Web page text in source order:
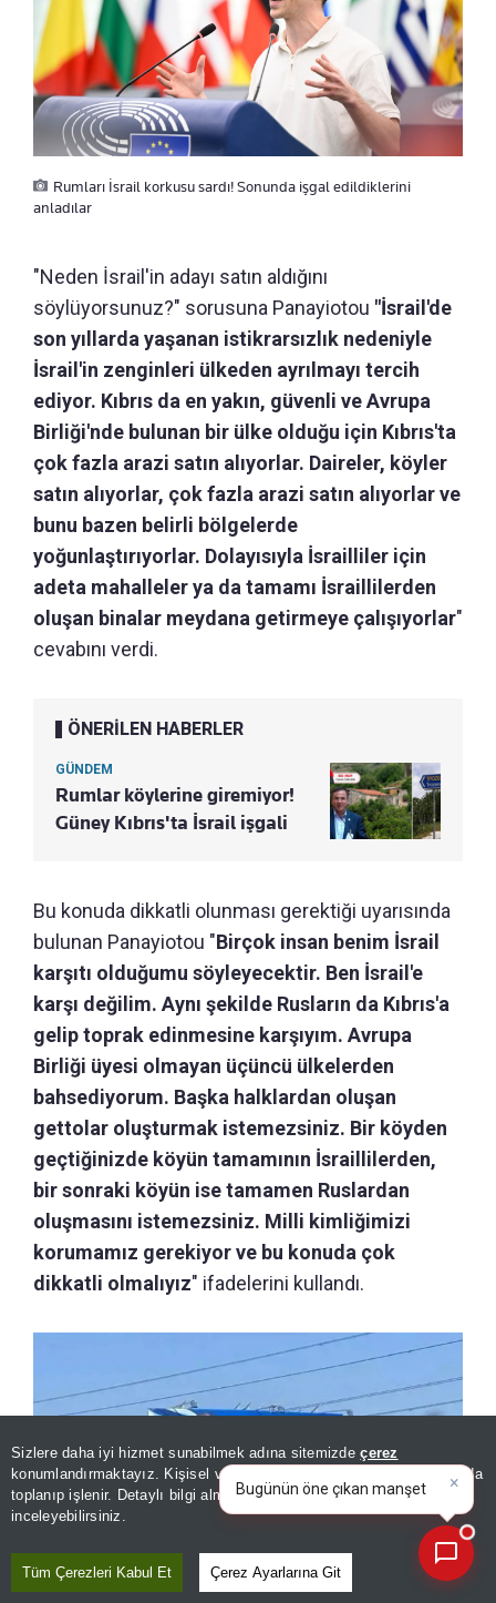
Sizlere daha iyi hizmet sunabilmek adına sitemizdeçerez
konumlandırmaktayız. Kişisel verileriniz, KVKK ve GDPR kapsamında
toplanıp işlenir. Detaylı bilgi almak içinAydınlatma Metnimizi
inceleyebilirsiniz.
Tüm Çerezleri Kabul Et Çerez Ayarlarına Git
Rumları İsrail korkusu sardı! Sonunda işgal edildiklerini
anladılar
"Neden İsrail'in adayı satın aldığını
söylüyorsunuz?" sorusuna Panayiotou "İsrail'de
son yıllarda yaşanan istikrarsızlık nedeniyle
İsrail'in zenginleri ülkeden ayrılmayı tercih
ediyor. Kıbrıs da en yakın, güvenli ve Avrupa
Birliği'nde bulunan bir ülke olduğu için Kıbrıs'ta
çok fazla arazi satın alıyorlar. Daireler, köyler
satın alıyorlar, çok fazla arazi satın alıyorlar ve
bunu bazen belirli bölgelerde
yoğunlaştırıyorlar. Dolayısıyla İsrailliler için
adeta mahalleler ya da tamamı İsraillilerden
oluşan binalar meydana getirmeye çalışıyorlar"
cevabını verdi.
ÖNERİLEN HABERLER
GÜNDEM
Rumlar köylerine giremiyor!
Güney Kıbrıs'ta İsrail işgali
Bu konuda dikkatli olunması gerektiği uyarısında
bulunan Panayiotou "Birçok insan benim İsrail
karşıtı olduğumu söyleyecektir. Ben İsrail'e
karşı değilim. Aynı şekilde Rusların da Kıbrıs'a
gelip toprak edinmesine karşıyım. Avrupa
Birliği üyesi olmayan üçüncü ülkelerden
bahsediyorum. Başka halklardan oluşan
gettolar oluşturmak istemezsiniz. Bir köyden
geçtiğinizde köyün tamamının İsraillilerden,
bir sonraki köyün ise tamamen Ruslardan
oluşmasını istemezsiniz. Milli kimliğimizi
korumamız gerekiyor ve bu konuda çok
dikkatli olmalıyız" ifadelerini kullandı.
×
Bugünün öne çıkan manşetleri
ve gelişmeleri neler?|